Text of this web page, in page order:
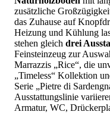
zusätzliche
das Zuhause auf
Heizung und Kühlung
stehen gleich drei
Feinsteinzeug zur
Marrazzis „Rice“, die
„Timeless“ Kollektion
Serie „Pietre di
Ausstattungslinie
Armatur, WC,